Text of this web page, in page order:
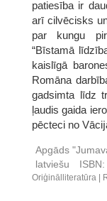
patiesība ir
arī cilvēcisks
par kungu
“Bīstamā
kaislīgā
Romāna
gadsimta līdz
ļaudis gaida
pēcteci no
Apgāds
latviešu
ISBN:
Oriģinālliteratūra